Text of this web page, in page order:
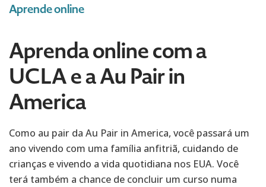
Aprende online
Aprenda online com a
UCLA e a Au Pair in
America
Como au pair da Au Pair in America, você passará um
ano vivendo com uma família anfitriã, cuidando de
crianças e vivendo a vida quotidiana nos EUA. Você
terá também a chance de concluir um curso numa